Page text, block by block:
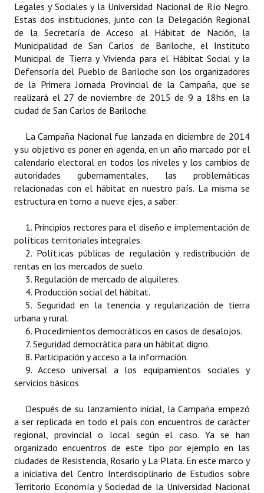
Informes de Unidad Coordinadora
Ejecución Presupuestaria
Actas de Audiencias Públicas
NORMATIVA
Comunicaciones
Declaraciones
Resoluciones
Resoluciones de Presidencia
Antiguos Pobladores
Noticias Destacadas
Registros y Distinciones
Datos Históricos
Premio al Mérito - Registro
Audiencias Públicas - Registro
Mujeres que Dejaron Huellas - Registro
Periodistas Decanos - Registro
Ciudadano Ilustre - Registro
Banca del Vecino - Registro
Huéspedes de Honor - Registro
Legales y Sociales y la Universidad Nacional de Río Negro.
Estas dos instituciones, junto con la Delegación Regional
de la Secretaría de Acceso al Hábitat de Nación, la
Municipalidad de San Carlos de Bariloche, el Instituto
Municipal de Tierra y Vivienda para el Hábitat Social y la
Defensoría del Pueblo de Bariloche son los organizadores
de la Primera Jornada Provincial de la Campaña, que se
realizará el 27 de noviembre de 2015 de 9 a 18hs en la
ciudad de San Carlos de Bariloche.
La Campaña Nacional fue lanzada en diciembre de 2014
y su objetivo es poner en agenda, en un año marcado por el
calendario electoral en todos los niveles y los cambios de
autoridades gubernamentales, las problemáticas
relacionadas con el hábitat en nuestro país. La misma se
estructura en torno a nueve ejes, a saber:
1. Principios rectores para el diseño e implementación de
políticas territoriales integrales.
2. Polít.icas públicas de regulación y redistribución de
rentas en los mercados de suelo
3. Regulación de mercado de alquileres.
4. Producción social del hábitat.
5. Seguridad en la tenencia y regularización de tierra
urbana y rural.
6. Procedimientos democráticos en casos de desalojos.
7. Seguridad democrática para un hábitat digno.
8. Participación y acceso a la información.
9. Acceso universal a los equipamientos sociales y
servicios básicos
Después de su lanzamiento inicial, la Campaña empezó
a ser replicada en todo el país con encuentros de carácter
regional, provincial o local según el caso. Ya se han
organizado encuentros de este tipo por ejemplo en las
ciudades de Resistencia, Rosario y La Plata. En este marco y
a iniciativa del Centro Interdisciplinario de Estudios sobre
Territorio Economía y Sociedad de la Universidad Nacional